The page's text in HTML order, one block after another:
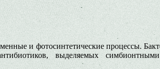
и фотосинтетические процессы.
выделяемых